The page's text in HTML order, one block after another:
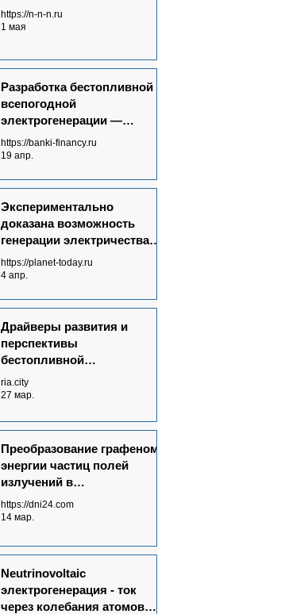
в Neutrinovoltaic
технологии
https://n-n-n.ru
1 мая
Разработка бестопливной
всепогодной
электрогенерации —
запрос времени
https://banki-financy.ru
19 апр.
Экспериментально
доказана возможность
генерации электричества
без топлива от полей
излучений невидимого
https://planet-today.ru
4 апр.
Драйверы развития и
перспективы
бестопливной
электрогенерации в мире
ria.city
27 мар.
Преобразование графеном
энергии частиц полей
излучений в
электрический ток - основа
Neutrinovoltaic технологии
https://dni24.com
14 мар.
Neutrinovoltaic
электрогенерация - ток
через колебания атомов